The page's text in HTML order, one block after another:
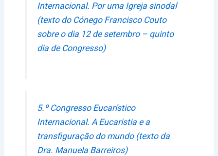
Internacional. Por uma Igreja sinodal
(texto do Cónego Francisco Couto
sobre o dia 12 de setembro – quinto
dia de Congresso)
5.º Congresso Eucarístico
Internacional. A Eucaristia e a
transfiguração do mundo (texto da
Dra. Manuela Barreiros)